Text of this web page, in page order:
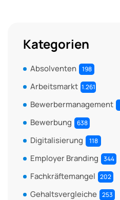
Kategorien
Absolventen 198
Arbeitsmarkt 1.261
Bewerbermanagement
Bewerbung 638
Digitalisierung 118
Employer Branding 344
Fachkräftemangel 202
Gehaltsvergleiche 253